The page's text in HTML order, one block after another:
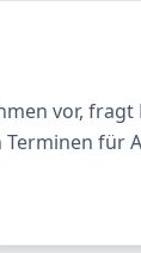
vor, fragt
für